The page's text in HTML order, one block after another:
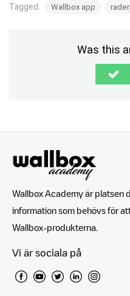
Tagged: Wallbox app
Was this
Wallbox Academy är platsen
information som behövs för
Wallbox-produkterna.
Vi är sociala på